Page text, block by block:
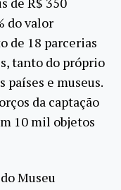
do valor
de 18 parcerias
tanto do próprio
países e museus.
da captação
10 mil objetos
Museu